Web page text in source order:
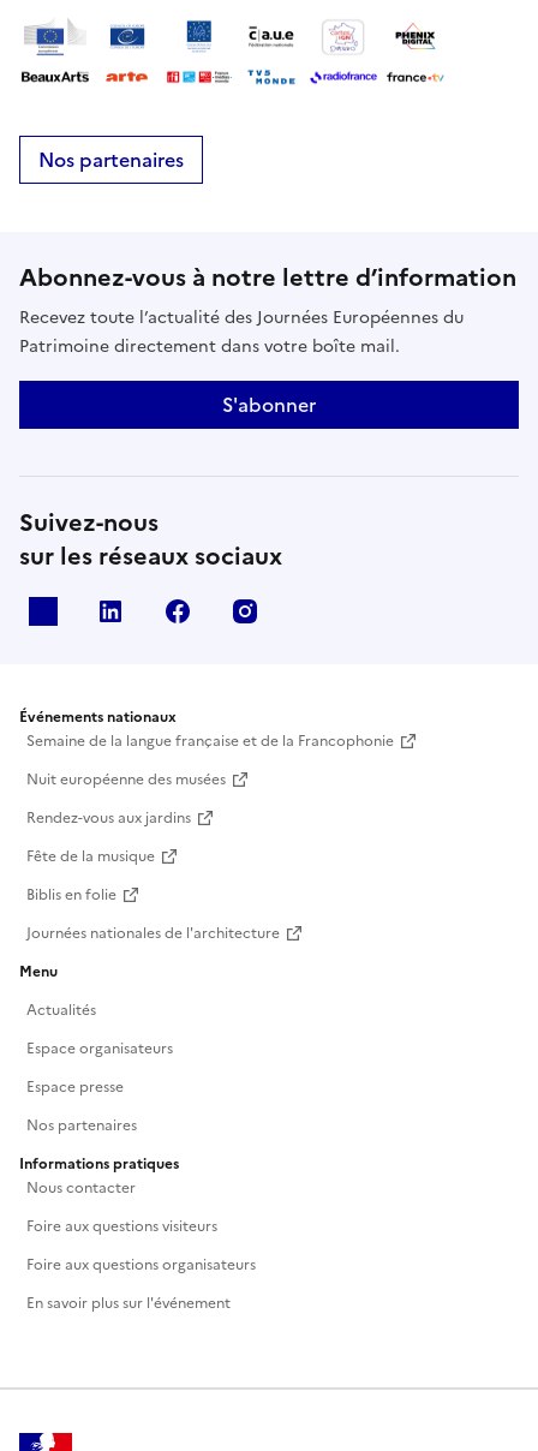
Nos partenaires
Abonnez-vous à notre lettre d’information
Recevez toute l’actualité des Journées Européennes du
Patrimoine directement dans votre boîte mail.
S'abonner
Suivez-nous
sur les réseaux sociaux
Linkedin Facebook
Événements nationaux
Semaine de la langue française et de la Francophonie
Nuit européenne des musées
Rendez-vous aux jardins
Fête de la musique
Biblis en folie
Journées nationales de l'architecture
Menu
Actualités
Espace organisateurs
Espace presse
Nos partenaires
Informations pratiques
Nous contacter
Foire aux questions visiteurs
Foire aux questions organisateurs
En savoir plus sur l'événement